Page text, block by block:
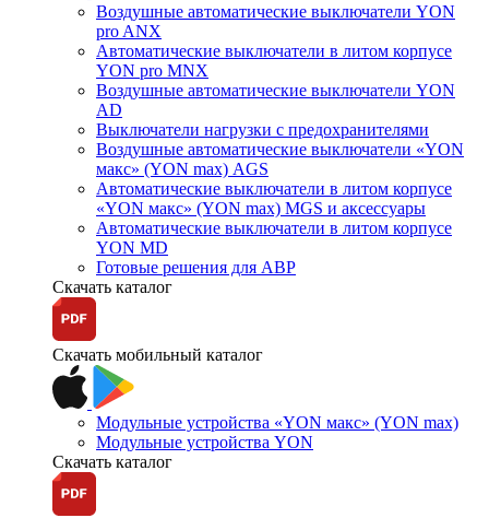
Воздушные автоматические выключатели YON
pro ANX
Автоматические выключатели в литом корпусе
YON pro MNX
Воздушные автоматические выключатели YON
AD
Выключатели нагрузки с предохранителями
Воздушные автоматические выключатели «YON
макс» (YON max) AGS
Автоматические выключатели в литом корпусе
«YON макс» (YON max) MGS и аксессуары
Автоматические выключатели в литом корпусе
YON MD
Готовые решения для АВР
Скачать каталог
Скачать мобильный каталог
Модульные устройства «YON макс» (YON max)
Модульные устройства YON
Скачать каталог